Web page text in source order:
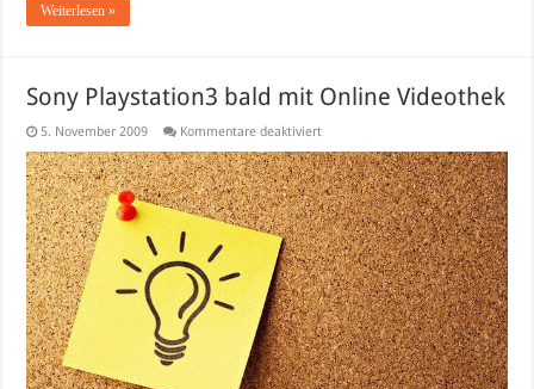
Weiterlesen »
Sony Playstation3 bald mit Online Videothek
5. November 2009 Kommentare deaktiviertfür
Playstation3
bald
mit
Online
Videothek